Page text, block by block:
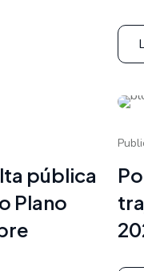
pública
Plano